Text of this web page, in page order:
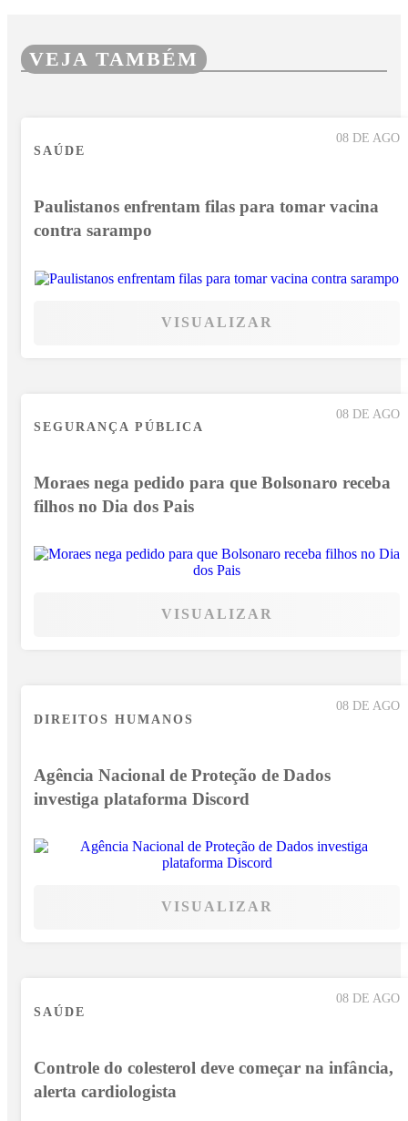
VEJA TAMBÉM
08 DE AGO
SAÚDE
Paulistanos enfrentam filas para tomar vacina
contra sarampo
VISUALIZAR
08 DE AGO
SEGURANÇA PÚBLICA
Moraes nega pedido para que Bolsonaro receba
filhos no Dia dos Pais
VISUALIZAR
08 DE AGO
DIREITOS HUMANOS
Agência Nacional de Proteção de Dados
investiga plataforma Discord
VISUALIZAR
08 DE AGO
SAÚDE
Controle do colesterol deve começar na infância,
alerta cardiologista